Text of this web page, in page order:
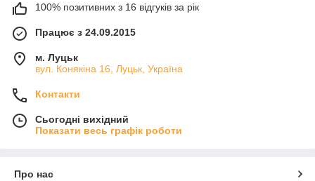
100% позитивних з 16 відгуків за рік
Працює з 24.09.2015
м. Луцьк
вул. Конякіна 16, Луцьк, Україна
Контакти
Сьогодні вихідний
Показати весь графік роботи
Про нас